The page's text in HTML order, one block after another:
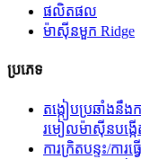
ផលិតផល
ម៉ាស៊ីនមួក Ridge
ប្រភេទ
តង្កៀបប្រឆាំងនឹង
រមៀលម៉ាស៊ីនបង្កើ
ការ​ក្រិត​បន្ទះ​/ការ​